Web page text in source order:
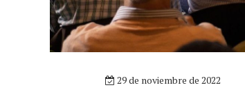
29 de noviembre de 2022